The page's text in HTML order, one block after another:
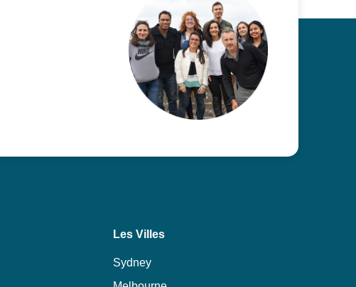
Les Villes
Sydney